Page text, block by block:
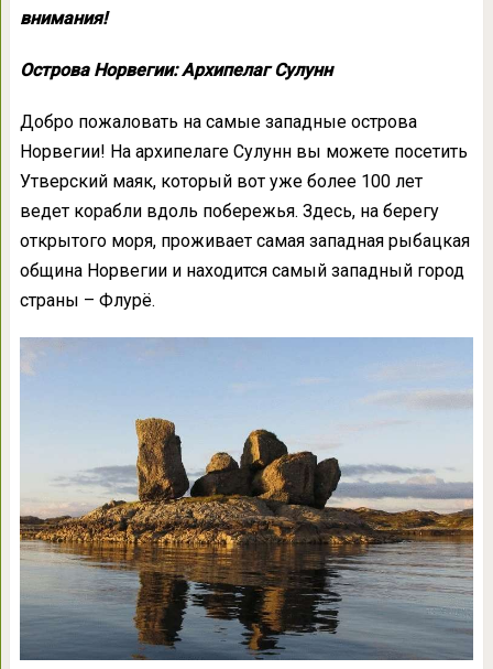
внимания!
Острова Норвегии: Архипелаг Сулунн
Добро пожаловать на самые западные острова
Норвегии! На архипелаге Сулунн вы можете посетить
Утверский маяк, который вот уже более 100 лет
ведет корабли вдоль побережья. Здесь, на берегу
открытого моря, проживает самая западная рыбацкая
община Норвегии и находится самый западный город
страны – Флурё.